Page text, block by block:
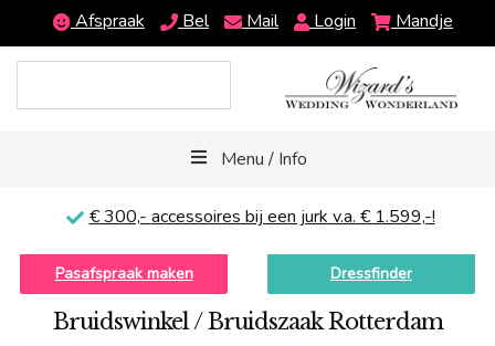
Afspraak Bel Mail Login Mandje
Menu / Info
€ 300,- accessoires bij een jurk v.a. € 1.599,-!
Pasafspraak maken Dressfinder
Bruidswinkel / Bruidszaak Rotterdam